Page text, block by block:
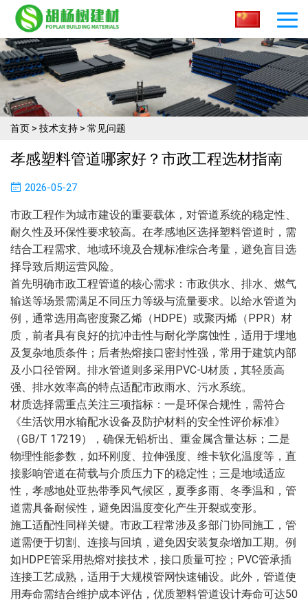
首页 > 技术支持 > 常见问题
孝感塑料管道哪家好？市政工程选材指南
2026-05-27
市政工程作为城市建设的重要载体，对管道系统的稳定性、
耐久性及环保性要求较高。在孝感地区选择塑料管道时，需
结合工程需求、地域环境及合规标准综合考量，避免盲目选
择导致后期运营风险。
首先明确市政工程管道的核心需求：市政供水、排水、燃气
输送等场景需满足不同压力等级与流量要求。以给水管道为
例，通常选用高密度聚乙烯（HDPE）或聚丙烯（PPR）材
质，前者具有良好的抗冲击性与耐化学腐蚀性，适用于埋地
及复杂地质条件；后者热熔接口密封性强，常用于建筑内部
及小口径管网。排水管道则多采用PVC-U材质，其轻质高
强、排水效率高的特点适配市政雨水、污水系统。
材质选择需重点关注三项指标：一是环保合规性，需符合
《生活饮用水输配水设备及防护材料的安全性评价标准》
（GB/T 17219），确保无铅析出、重金属含量达标；二是
物理性能参数，如环刚度、拉伸强度、维卡软化温度等，直
接影响管道在荷载与介质压力下的稳定性；三是地域适应
性，孝感地处亚热带季风气候区，夏季多雨、冬季温和，管
道需具备耐候性，避免因温度变化产生开裂或变形。
施工适配性同样关键。市政工程常涉及多部门协同施工，管
道需便于切割、连接与回填，避免因安装复杂增加工期。例
如HDPE管采用热熔对接技术，接口质量可控；PVC管承插
连接工艺成熟，适用于大规模管网快速铺设。此外，管道使
用寿命需结合维护成本评估，优质塑料管道设计寿命可达50